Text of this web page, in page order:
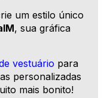
um estilo único
, sua gráfica
vestuário para
personalizadas
mais bonito!